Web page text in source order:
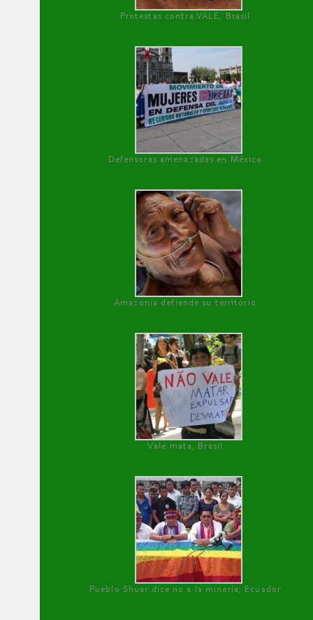
Protestas contra VALE, Brasil
Defensoras amenazadas en México
Amazonía defiende su territorio
Vale mata, Brasil
Pueblo Shuar dice no a la minería, Ecuador